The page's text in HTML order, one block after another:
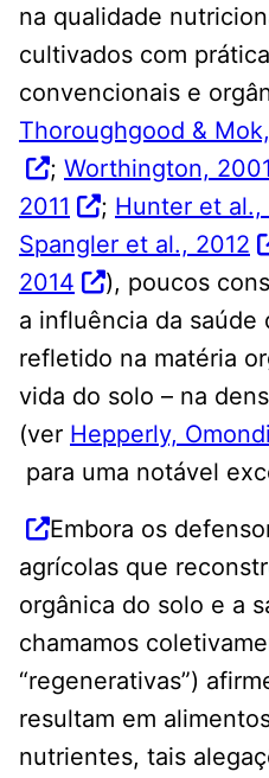
na qualidade
cultivados com
convencionais e
Thoroughgood &
; Worthington, 2001
2011
; Hunter et al.,
Spangler et al., 2012
2014
), poucos
a influência da saúde
refletido na matéria
vida do solo – na
(ver Hepperly,
para uma notável
Embora os
agrícolas que
orgânica do solo e a
chamamos
“regenerativas”)
resultam em
nutrientes, tais